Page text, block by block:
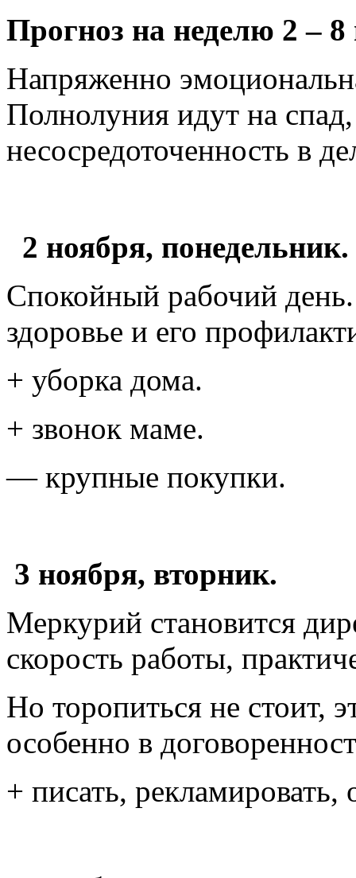
Прогноз на неделю 2 – 8
Напряженно
Полнолуния идут на
несосредоточенность в
2 ноября, понедельник.
Спокойный рабочий
здоровье и его
+ уборка дома.
+ звонок маме.
— крупные покупки.
3 ноября, вторник.
Меркурий становится
скорость работы,
Но торопиться не стоит,
особенно в
+ писать, рекламировать,